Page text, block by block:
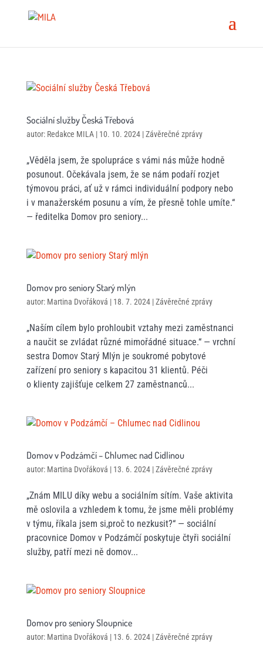
Sociální služby Česká Třebová
autor: Redakce MILA| 10. 10. 2024|Závěrečné zprávy
„Věděla jsem, že spolupráce s vámi nás může hodně
posunout. Očekávala jsem, že se nám podaří rozjet
týmovou práci, ať už v rámci individuální podpory nebo
i v manažerském posunu a vím, že přesně tohle umíte.“
— ředitelka Domov pro seniory...
Domov pro seniory Starý mlýn
autor: Martina Dvořáková | 18. 7. 2024|Závěrečné zprávy
„Naším cílem bylo prohloubit vztahy mezi zaměstnanci
a naučit se zvládat různé mimořádné situace.“ — vrchní
sestra Domov Starý Mlýn je soukromé pobytové
zařízení pro seniory s kapacitou 31 klientů. Péči
o klienty zajišťuje celkem 27 zaměstnanců...
Domov v Podzámčí – Chlumec nad Cidlinou
autor: Martina Dvořáková | 13. 6. 2024|Závěrečné zprávy
„Znám MILU díky webu a sociálním sítím. Vaše aktivita
mě oslovila a vzhledem k tomu, že jsme měli problémy
v týmu, říkala jsem si,proč to nezkusit?“ — sociální
pracovnice Domov v Podzámčí poskytuje čtyři sociální
služby, patří mezi ně domov...
Domov pro seniory Sloupnice
autor: Martina Dvořáková | 13. 6. 2024|Závěrečné zprávy